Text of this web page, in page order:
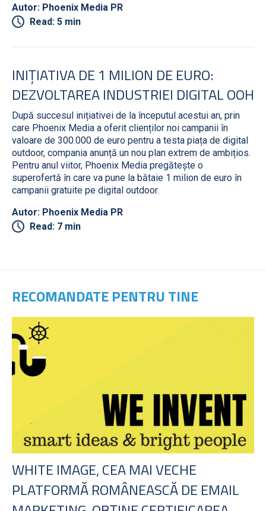
Autor: Phoenix Media PR
Read: 5 min
INIȚIATIVA DE 1 MILION DE EURO:
DEZVOLTAREA INDUSTRIEI DIGITAL OOH
După succesul inițiativei de la începutul acestui an, prin
care Phoenix Media a oferit clienților noi campanii în
valoare de 300.000 de euro pentru a testa piața de digital
outdoor, compania anunță un nou plan extrem de ambițios.
Pentru anul viitor, Phoenix Media pregătește o
superofertă în care va pune la bătaie 1 milion de euro în
campanii gratuite pe digital outdoor.
Autor: Phoenix Media PR
Read: 7 min
RECOMANDATE PENTRU TINE
WHITE IMAGE, CEA MAI VECHE
PLATFORMĂ ROMÂNEASCĂ DE EMAIL